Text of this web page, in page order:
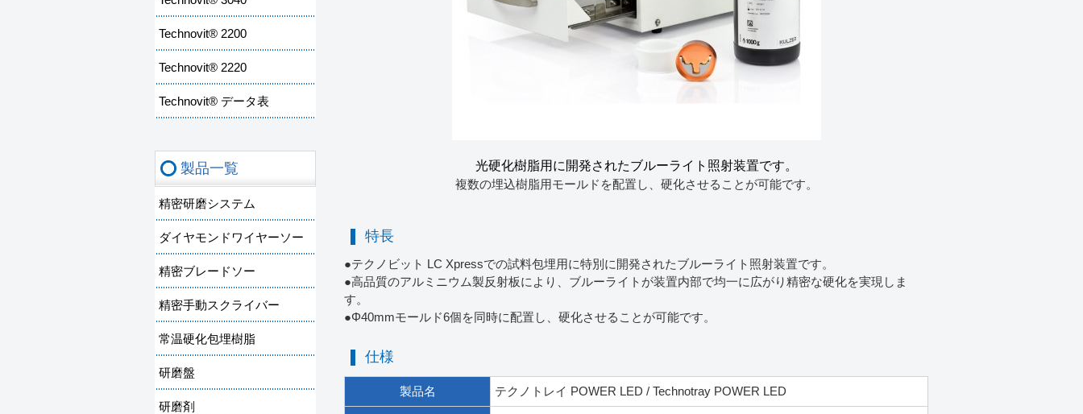
光硬化樹脂用に開発されたブルーライト照射装置です。
複数の埋込樹脂用モールドを配置し、硬化させることが可能です。
特長
●テクノビット LC Xpressでの試料包埋用に特別に開発されたブルーライト照射装置です。
●高品質のアルミニウム製反射板により、ブルーライトが装置内部で均一に広がり精密な硬化を実現しま
す。
●Φ40mmモールド6個を同時に配置し、硬化させることが可能です。
仕様
製品名 テクノトレイ POWER LED / Technotray POWER LED
Technovit® 2200
Technovit® 2220
Technovit® データ表
製品一覧
精密研磨システム
ダイヤモンドワイヤーソー
精密ブレードソー
精密手動スクライバー
常温硬化包埋樹脂
研磨盤
研磨剤